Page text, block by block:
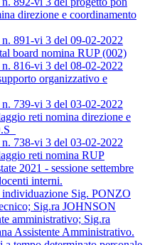
direzione e coordinamento
891-vi 3 del 09-02-2022
board nomina RUP (002)
816-vi 3 del 08-02-2022
organizzativo e
739-vi 3 del 03-02-2022
reti nomina direzione e
738-vi 3 del 03-02-2022
reti nomina RUP
2021 - sessione settembre
interni.
Sig. PONZO
Sig.ra JOHNSON
amministrativo; Sig.ra
Assistente Amministrativo.